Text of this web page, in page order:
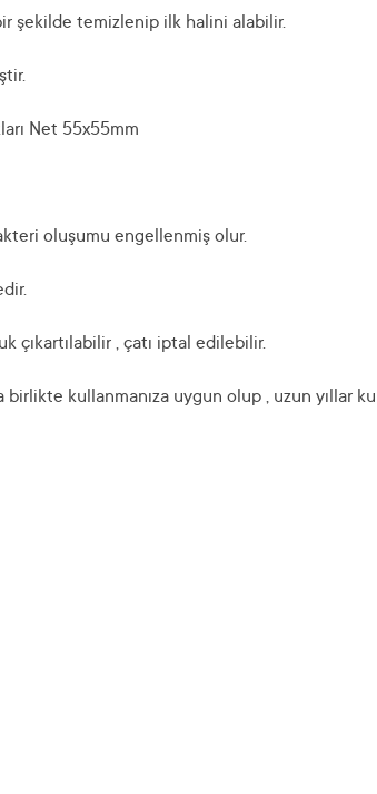
şekilde temizlenip ilk halini alabilir.
Net 55x55mm
oluşumu engellenmiş olur.
çıkartılabilir , çatı iptal edilebilir.
kullanmanıza uygun olup , uzun yıllar